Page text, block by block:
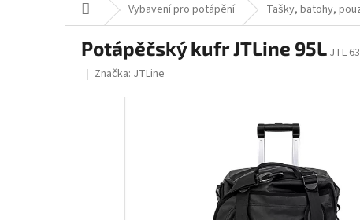
Domů Vybavení pro potápění Tašky, batohy,
Potápěčský kufr JTLine 95L JTL-
Značka: JTLine